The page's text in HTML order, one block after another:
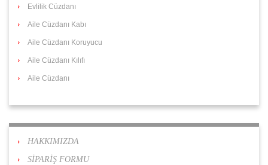
Evlilik Cüzdanı
Aile Cüzdanı Kabı
Aile Cüzdanı Koruyucu
Aile Cüzdanı Kılıfı
Aile Cüzdanı
HAKKIMIZDA
SİPARİŞ FORMU